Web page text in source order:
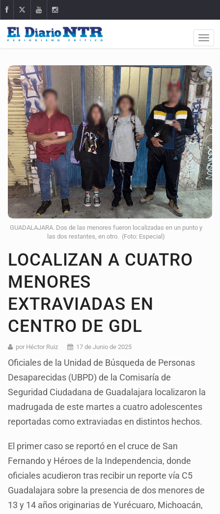
GUADALAJARA. Dos de las menores fueron localizadas en un punto y
las dos restantes, en otro. (Foto: Especial)
LOCALIZAN A CUATRO
MENORES
EXTRAVIADAS EN
CENTRO DE GDL
por Héctor Ruiz 17 de Junio de 2025
Oficiales de la Unidad de Búsqueda de Personas
Desaparecidas (UBPD) de la Comisaría de
Seguridad Ciudadana de Guadalajara localizaron la
madrugada de este martes a cuatro adolescentes
reportadas como extraviadas en distintos hechos.
El primer caso se reportó en el cruce de San
Fernando y Héroes de la Independencia, donde
oficiales acudieron tras recibir un reporte vía C5
Guadalajara sobre la presencia de dos menores de
13 y 14 años originarias de Yurécuaro, Michoacán,